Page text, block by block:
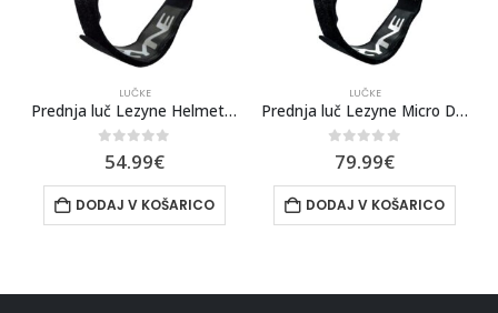
LUČKE
Prednja luč Lezyne Helmet Hecto Drive 500XL- Black
0out of 5
54.99€
DODAJ V KOŠARICO
LUČKE
Prednja luč Lezyne Micro Drive Pro 1000+
0out of 5
79.99€
DODAJ V KOŠARICO